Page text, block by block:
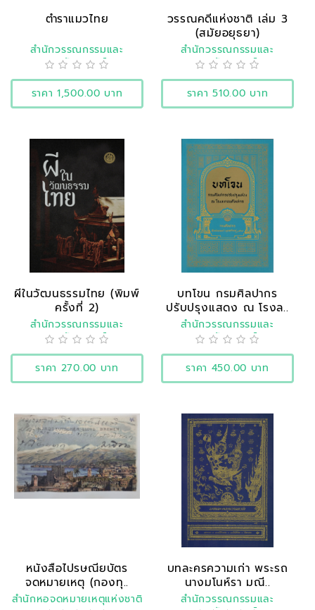
ตำราแมวไทย
สำนักวรรณกรรมและ
ประวัติศาสตร์
ราคา 1,500.00 บาท
วรรณคดีแห่งชาติ เล่ม 3
(สมัยอยุธยา)
สำนักวรรณกรรมและ
ประวัติศาสตร์
ราคา 510.00 บาท
ผีในวัฒนธรรมไทย (พิมพ์
ครั้งที่ 2)
สำนักวรรณกรรมและ
ประวัติศาสตร์
ราคา 270.00 บาท
บทโขน กรมศิลปากร
ปรับปรุงแสดง ณ โรงล..
สำนักวรรณกรรมและ
ประวัติศาสตร์
ราคา 450.00 บาท
หนังสือไปรษณียบัตร
จดหมายเหตุ (กองทุ..
สำนักหอจดหมายเหตุแห่งชาติ
บทละครความเก่า พระรถ
นางมโนห์รา มณี..
สำนักวรรณกรรมและ